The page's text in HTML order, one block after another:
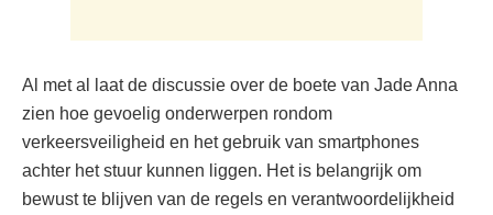
Al met al laat de discussie over de boete van Jade Anna
zien hoe gevoelig onderwerpen rondom
verkeersveiligheid en het gebruik van smartphones
achter het stuur kunnen liggen. Het is belangrijk om
bewust te blijven van de regels en verantwoordelijkheid